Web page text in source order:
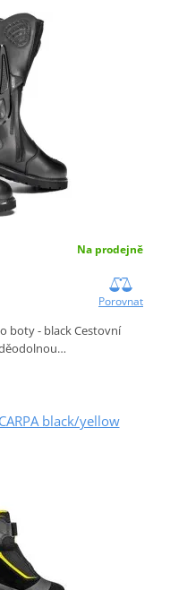
Na prodejně
Porovnat
boty - black Cestovní
black/yellow